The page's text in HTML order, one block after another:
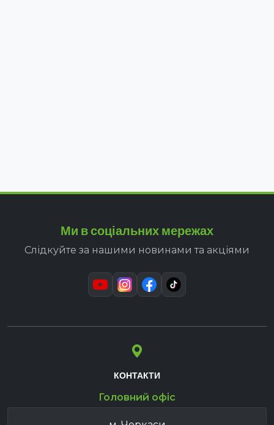
Ми в соціальних мережах
Слідкуйте за нашими новинами та акціями
КОНТАКТИ
Головний офіс